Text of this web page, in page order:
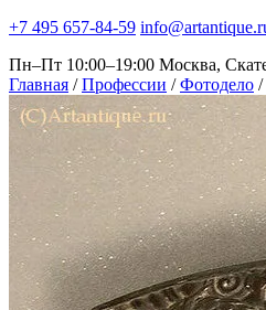
+7 495 657-84-59
Пн–Пт 10:00–19:00 Москва,
Главная / Профессии / Фотодело /